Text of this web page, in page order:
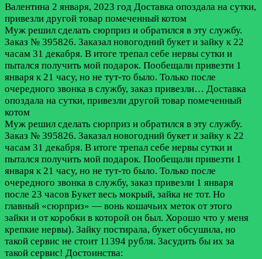
Валентина 2 января, 2023 год Доставка опоздала на сутки,
привезли другой товар помеченный котом
Муж решил сделать сюрприз и обратился в эту службу.
Заказ № 395826. Заказал новогодний букет и зайку к 22
часам 31 декабря. В итоге трепал себе нервы сутки и
пытался получить мой подарок. Пообещали привезти 1
января к 21 часу, но не тут-то было. Только после
очередного звонка в службу, заказ привезли… Доставка
опоздала на сутки, привезли другой товар помеченный
котом
Муж решил сделать сюрприз и обратился в эту службу.
Заказ № 395826. Заказал новогодний букет и зайку к 22
часам 31 декабря. В итоге трепал себе нервы сутки и
пытался получить мой подарок. Пообещали привезти 1
января к 21 часу, но не тут-то было. Только после
очередного звонка в службу, заказ привезли 1 января
после 23 часов Букет весь мокрый, зайка не тот. Но
главный «сюрприз» — вонь кошачьих меток от этого
зайки и от коробки в которой он был. Хорошо что у меня
крепкие нервы). Зайку постирала, букет обсушила, но
такой сервис не стоит 11394 рубля. Засудить бы их за
такой сервис! Достоинства: